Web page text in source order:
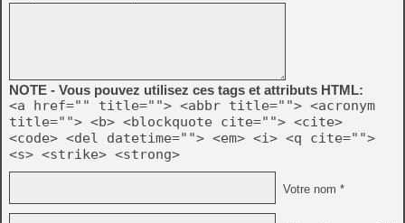
NOTE - Vous pouvez utilisez ces tags et attributs HTML:
<a href="" title=""> <abbr title=""> <acronym
title=""> <b> <blockquote cite=""> <cite>
<code> <del datetime=""> <em> <i> <q cite="">
<s> <strike> <strong>
Votre nom *